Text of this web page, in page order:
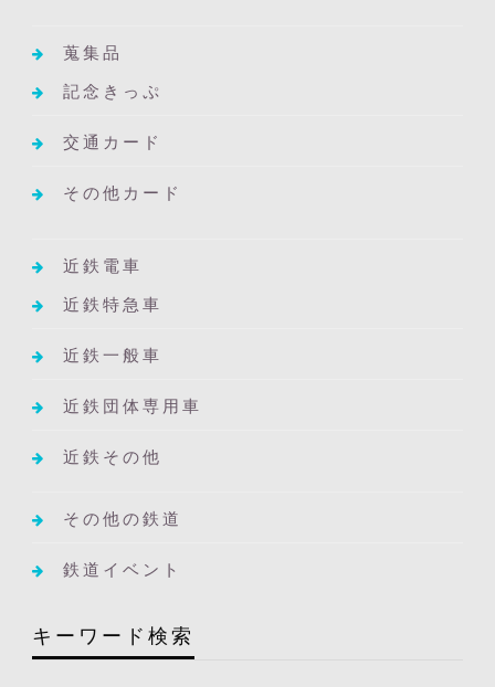
蒐集品
記念きっぷ
交通カード
その他カード
近鉄電車
近鉄特急車
近鉄一般車
近鉄団体専用車
近鉄その他
その他の鉄道
鉄道イベント
キーワード検索